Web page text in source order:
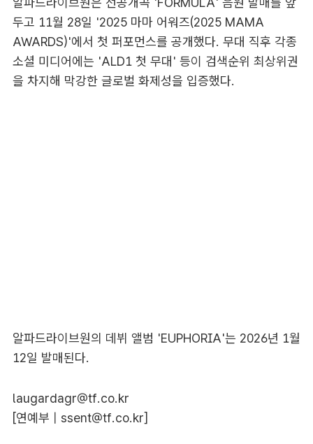
두고 11월 28일 '2025 마마 어워즈(2025 MAMA
AWARDS)'에서 첫 퍼포먼스를 공개했다. 무대 직후 각종
소셜 미디어에는 'ALD1 첫 무대' 등이 검색순위 최상위권
을 차지해 막강한 글로벌 화제성을 입증했다.
알파드라이브원의 데뷔 앨범 'EUPHORIA'는 2026년 1월
12일 발매된다.
laugardagr@tf.co.kr
[연예부 | ssent@tf.co.kr]